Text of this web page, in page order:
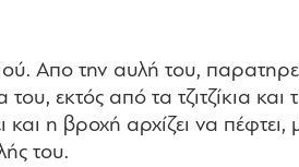
Απο την αυλή του,
εκτός από τα τζιτζίκια
η βροχή αρχίζει να
του.